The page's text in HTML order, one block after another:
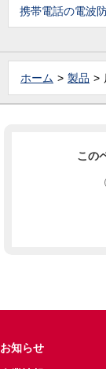
携帯電話の電波
ホーム 製品
この
お知らせ